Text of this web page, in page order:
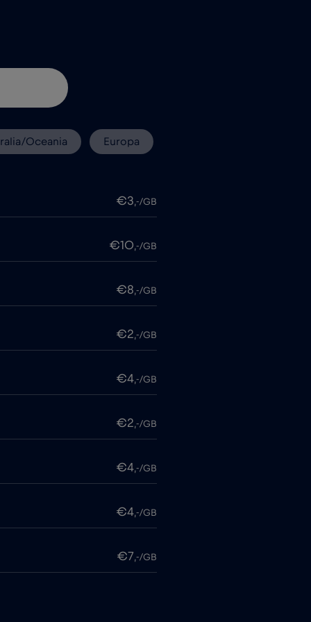
Oceania Europa
€3,-/GB
€10,-/GB
€8,-/GB
€2,-/GB
€4,-/GB
€2,-/GB
€4,-/GB
€4,-/GB
€7,-/GB